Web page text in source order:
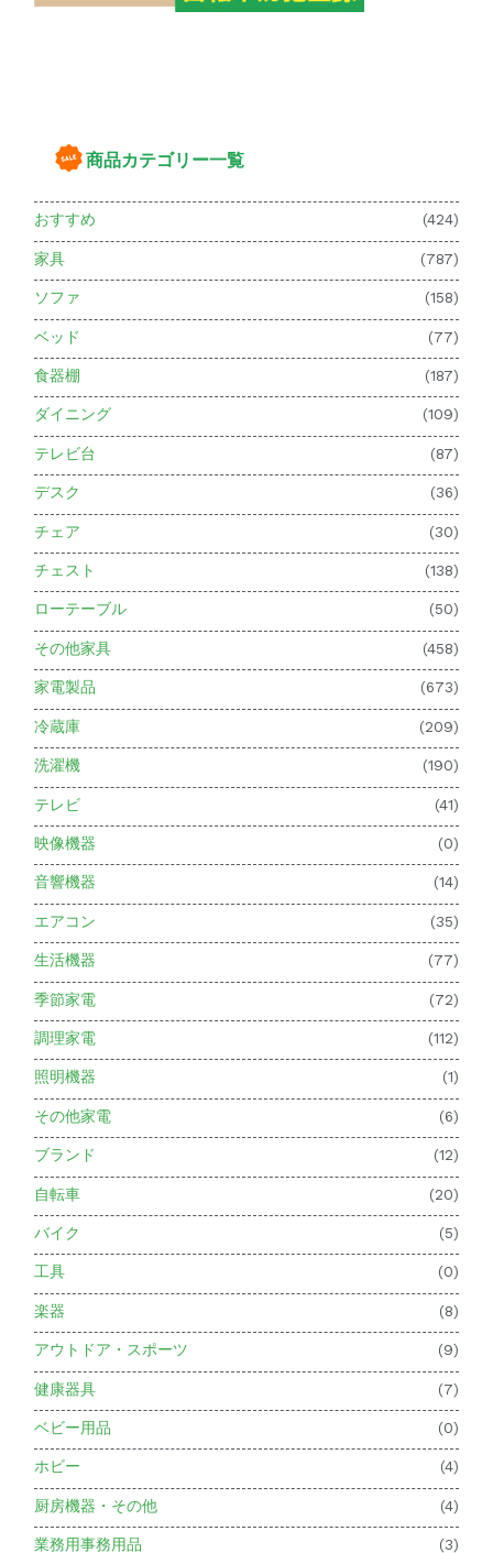
商品カテゴリー一覧
おすすめ (424)
家具 (787)
ソファ (158)
ベッド (77)
食器棚 (187)
ダイニング (109)
テレビ台 (87)
デスク (36)
チェア (30)
チェスト (138)
ローテーブル (50)
その他家具 (458)
家電製品 (673)
冷蔵庫 (209)
洗濯機 (190)
テレビ (41)
映像機器 (0)
音響機器 (14)
エアコン (35)
生活機器 (77)
季節家電 (72)
調理家電 (112)
照明機器 (1)
その他家電 (6)
ブランド (12)
自転車 (20)
バイク (5)
工具 (0)
楽器 (8)
アウトドア・スポーツ (9)
健康器具 (7)
ベビー用品 (0)
ホビー (4)
厨房機器・その他 (4)
業務用事務用品 (3)